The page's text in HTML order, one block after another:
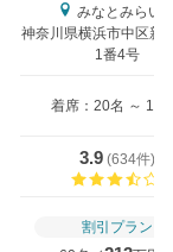
みなとみらい
神奈川県横浜市中区新
1番4号
着席：20名 ～ 162
3.9 (634件)
割引プラン